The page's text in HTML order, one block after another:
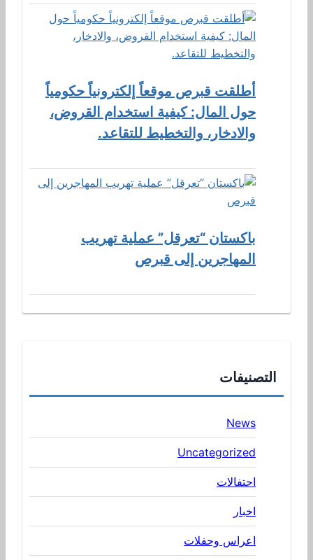
أطلقت قبرص موقعاً إلكترونياً حكومياً
حول المال: كيفية استخدام القروض،
والادخار، والتخطيط للتقاعد.
باكستان “تعرقل” عملية تهريب
المهاجرين إلى قبرص
التصنيفات
News
Uncategorized
احتفالات
اخبار
اعراس وحفلات